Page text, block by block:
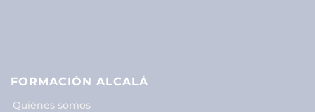
FORMACIÓN ALCALÁ
Quiénes somos